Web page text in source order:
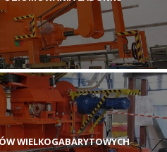
WIELKOGABARYTOWYCH